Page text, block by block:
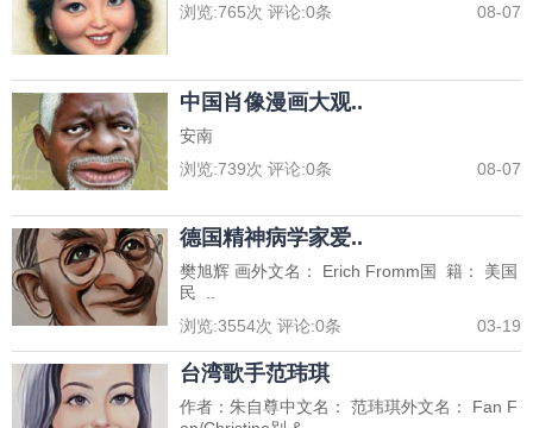
浏览:765次 评论:0条 08-07
中国肖像漫画大观..
安南
浏览:739次 评论:0条 08-07
德国精神病学家爱..
樊旭辉 画外文名： Erich Fromm国 籍： 美国
民 ..
浏览:3554次 评论:0条 03-19
台湾歌手范玮琪
作者：朱自尊中文名： 范玮琪外文名： Fan F